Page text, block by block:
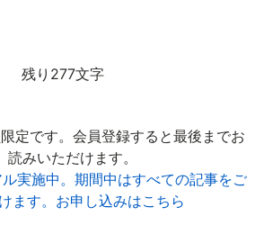
残り277文字
定です。会員登録すると最後までお
読みいただけます。
実施中。期間中はすべての記事をご
ます。お申し込みはこちら